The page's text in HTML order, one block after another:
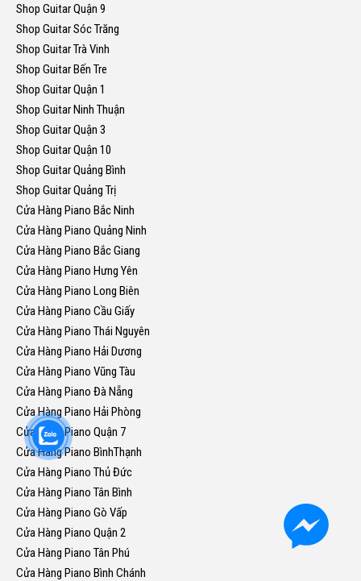
Shop Guitar Quận 9
Shop Guitar Sóc Trăng
Shop Guitar Trà Vinh
Shop Guitar Bến Tre
Shop Guitar Quận 1
Shop Guitar Ninh Thuận
Shop Guitar Quận 3
Shop Guitar Quận 10
Shop Guitar Quảng Bình
Shop Guitar Quảng Trị
Cửa Hàng Piano Bắc Ninh
Cửa Hàng Piano Quảng Ninh
Cửa Hàng Piano Bắc Giang
Cửa Hàng Piano Hưng Yên
Cửa Hàng Piano Long Biên
Cửa Hàng Piano Cầu Giấy
Cửa Hàng Piano Thái Nguyên
Cửa Hàng Piano Hải Dương
Cửa Hàng Piano Vũng Tàu
Cửa Hàng Piano Đà Nẵng
Cửa Hàng Piano Hải Phòng
Cửa Hàng Piano Quận 7
Cửa Hàng Piano BìnhThạnh
Cửa Hàng Piano Thủ Đức
Cửa Hàng Piano Tân Bình
Cửa Hàng Piano Gò Vấp
Cửa Hàng Piano Quận 2
Cửa Hàng Piano Tân Phú
Cửa Hàng Piano Bình Chánh